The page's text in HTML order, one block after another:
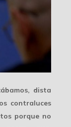
dista
contraluces
porque no